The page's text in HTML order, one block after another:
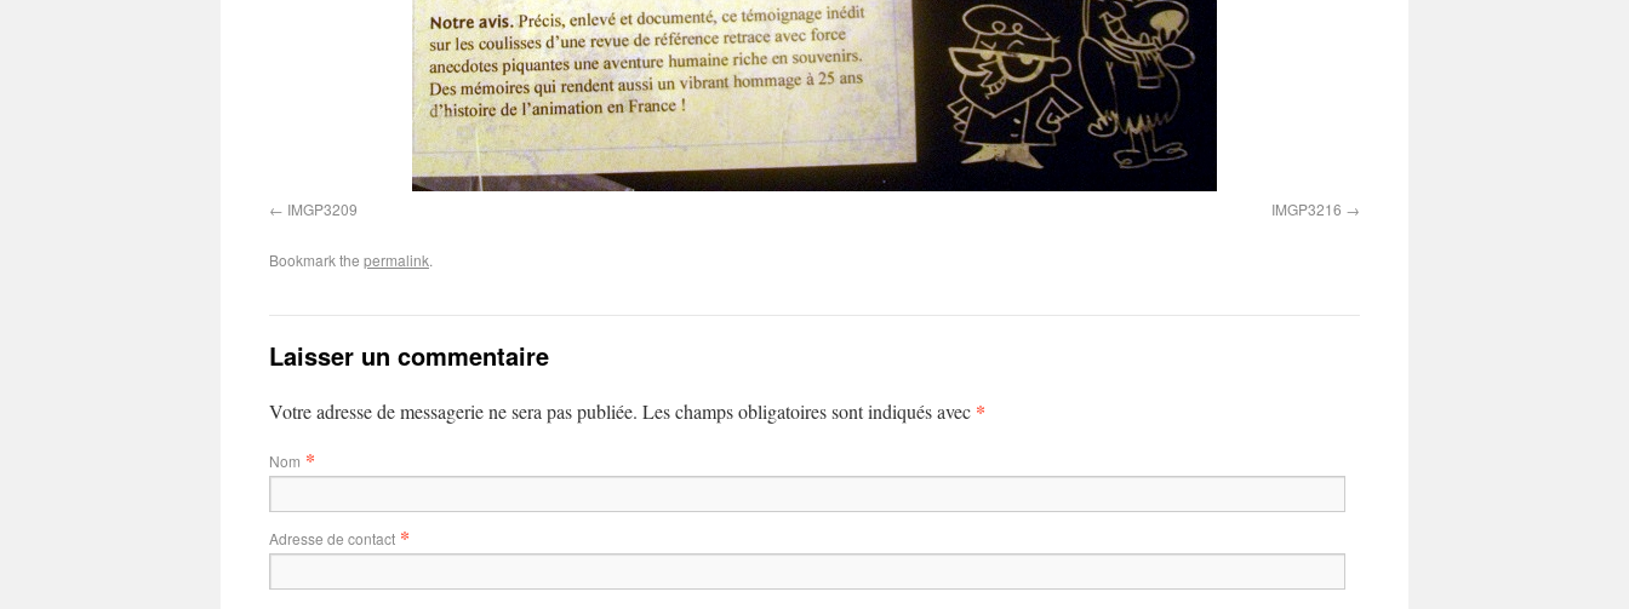
IMGP3209 IMGP3216
Bookmark the permalink.
Laisser un commentaire
Votre adresse de messagerie ne sera pas publiée. Les champs obligatoires sont indiqués avec *
Nom *
Adresse de contact *